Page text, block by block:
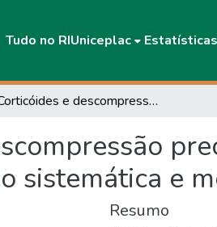
Tudo no RIUniceplac Estatísticas
Corticóides e descompressão precoce do nervo facial na paralisia de Bell: uma revisão sistemática e meta-análise.
sistemática e
Resumo